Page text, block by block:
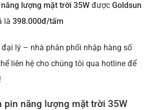
lượng mặt trời 35W được Goldsun
là 398.000đ/tấm
đại lý – nhà phân phối nhập hàng số
liên hệ cho chúng tôi qua hotline để
pin năng lượng mặt trời 35W